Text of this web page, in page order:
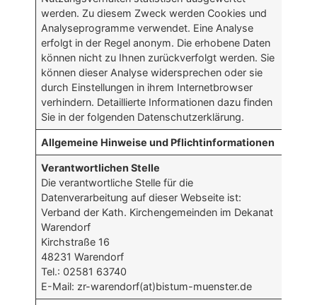
werden. Zu diesem Zweck werden Cookies und
Analyseprogramme verwendet. Eine Analyse
erfolgt in der Regel anonym. Die erhobene Daten
können nicht zu Ihnen zurückverfolgt werden. Sie
können dieser Analyse widersprechen oder sie
durch Einstellungen in ihrem Internetbrowser
verhindern. Detaillierte Informationen dazu finden
Sie in der folgenden Datenschutzerklärung.
Allgemeine Hinweise und Pflichtinformationen
Verantwortlichen Stelle
Die verantwortliche Stelle für die
Datenverarbeitung auf dieser Webseite ist:
Verband der Kath. Kirchengemeinden im Dekanat
Warendorf
Kirchstraße 16
48231 Warendorf
Tel.: 02581 63740
E-Mail: zr-warendorf(at)bistum-muenster.de